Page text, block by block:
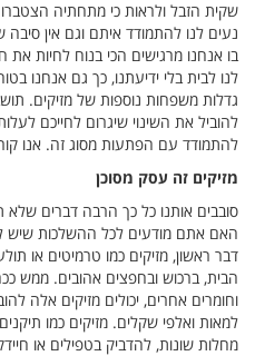
שקית הזבל ולראות כי מתחתיה
נעים לנו להתמודד איתם וגם אין
בו אנחנו מרגישים הכי בנוח לחיות את
לנו לבית בלי ידיעתנו, כך גם אנחנו
גדלות משפחות נוספות של מזיקים.
להוביל את השינוי שיגרום לחייכם
להתמודד עם הפתעות מסוג זה. אנו
מזיקים זה עסק מסוכן
סובבים אותנו כל כך הרבה דברים
האם אתם מודעים לכל ההשלכות שיש
דבר ראשון, מזיקים כמו טרמיטים או
הבית, ברכוש ובחפצים אהובים. ממש
וחומרים אחרים, יכולים מזיקים אלה
למאות ואלפי שקלים. מזיקים כמו
מחלות שונות, להדביק בטפילים או